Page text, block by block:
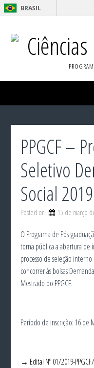
BRASIL
PPGCF –
Seletivo
Social 2019
Posted on 15 de março
O Programa de Pós-
torna pública a abertura de
processo de seleção
concorrer às bolsas
Mestrado do PPGCF.
Período de inscrição: 16 de
→ Edital Nº 01/2019-